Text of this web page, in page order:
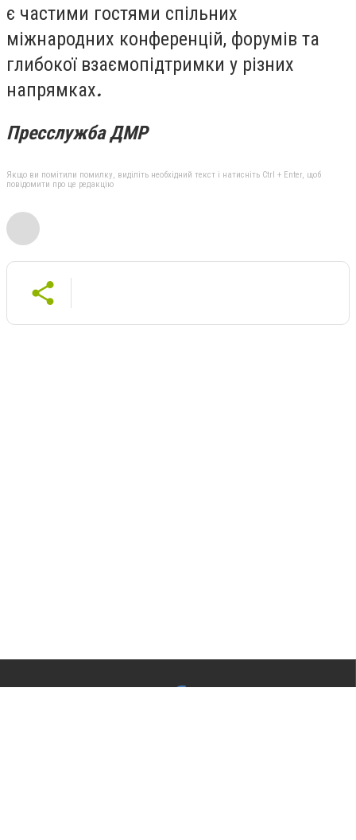
є частими гостями спільних
міжнародних конференцій, форумів та
глибокої взаємопідтримки у різних
напрямках.
Пресслужба ДМР
Якщо ви помітили помилку, виділіть необхідний текст і натисніть Ctrl + Enter, щоб
повідомити про це редакцію